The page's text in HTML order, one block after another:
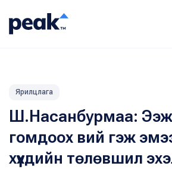
Ярилцлага
Ш.Насанбурмаа:
гомдоох вий гэж
хүүхдийн төлөвшил